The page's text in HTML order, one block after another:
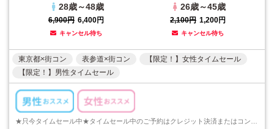
28歳～48歳
6,900円 6,400円
キャンセル待ち
26歳～45歳
2,100円 1,200円
キャンセル待ち
東京都×街コン 表参道×街コン
【限定！】女性タイムセール
【限定！】男性タイムセール